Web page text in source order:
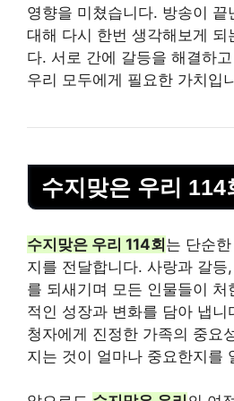
영향을 미쳤습니다. 방송이 끝
대해 다시 한번 생각해보게 되
다. 서로 간에 갈등을 해결하
우리 모두에게 필요한 가치입
수지맞은 우리 114
수지맞은 우리 114회는 단순
지를 전달합니다. 사랑과 갈등
를 되새기며 모든 인물들이
적인 성장과 변화를 담아 냅니
청자에게 진정한 가족의 중요
지는 것이 얼마나 중요한지를